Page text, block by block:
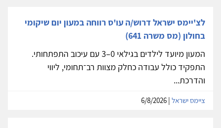
לצ'יימס ישראל דרוש/ה עו'ס רווחה במעון יום שיקומי
בחולון (מס משרה 641)
המעון מיועד לילדים בגילאי 0–3 עם עיכוב התפתחותי.
התפקיד כולל עבודה כחלק מצוות רב־תחומי, ליווי
והדרכת...
ציימס ישראל